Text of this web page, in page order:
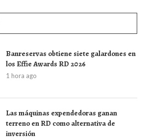
Banreservas obtiene siete galardones en
los Effie Awards RD 2026
1 hora ago
Las máquinas expendedoras ganan
terreno en RD como alternativa de
inversión